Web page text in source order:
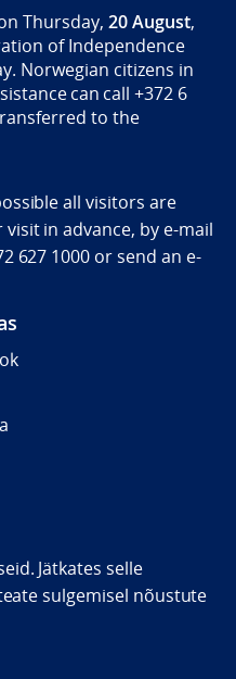
Thursday, 20 August,
of Independence
Norwegian citizens in
can call +372 6
to the
all visitors are
in advance, by e-mail
627 1000 or send an e-
statement
Jätkates selle
sulgemisel nõustute